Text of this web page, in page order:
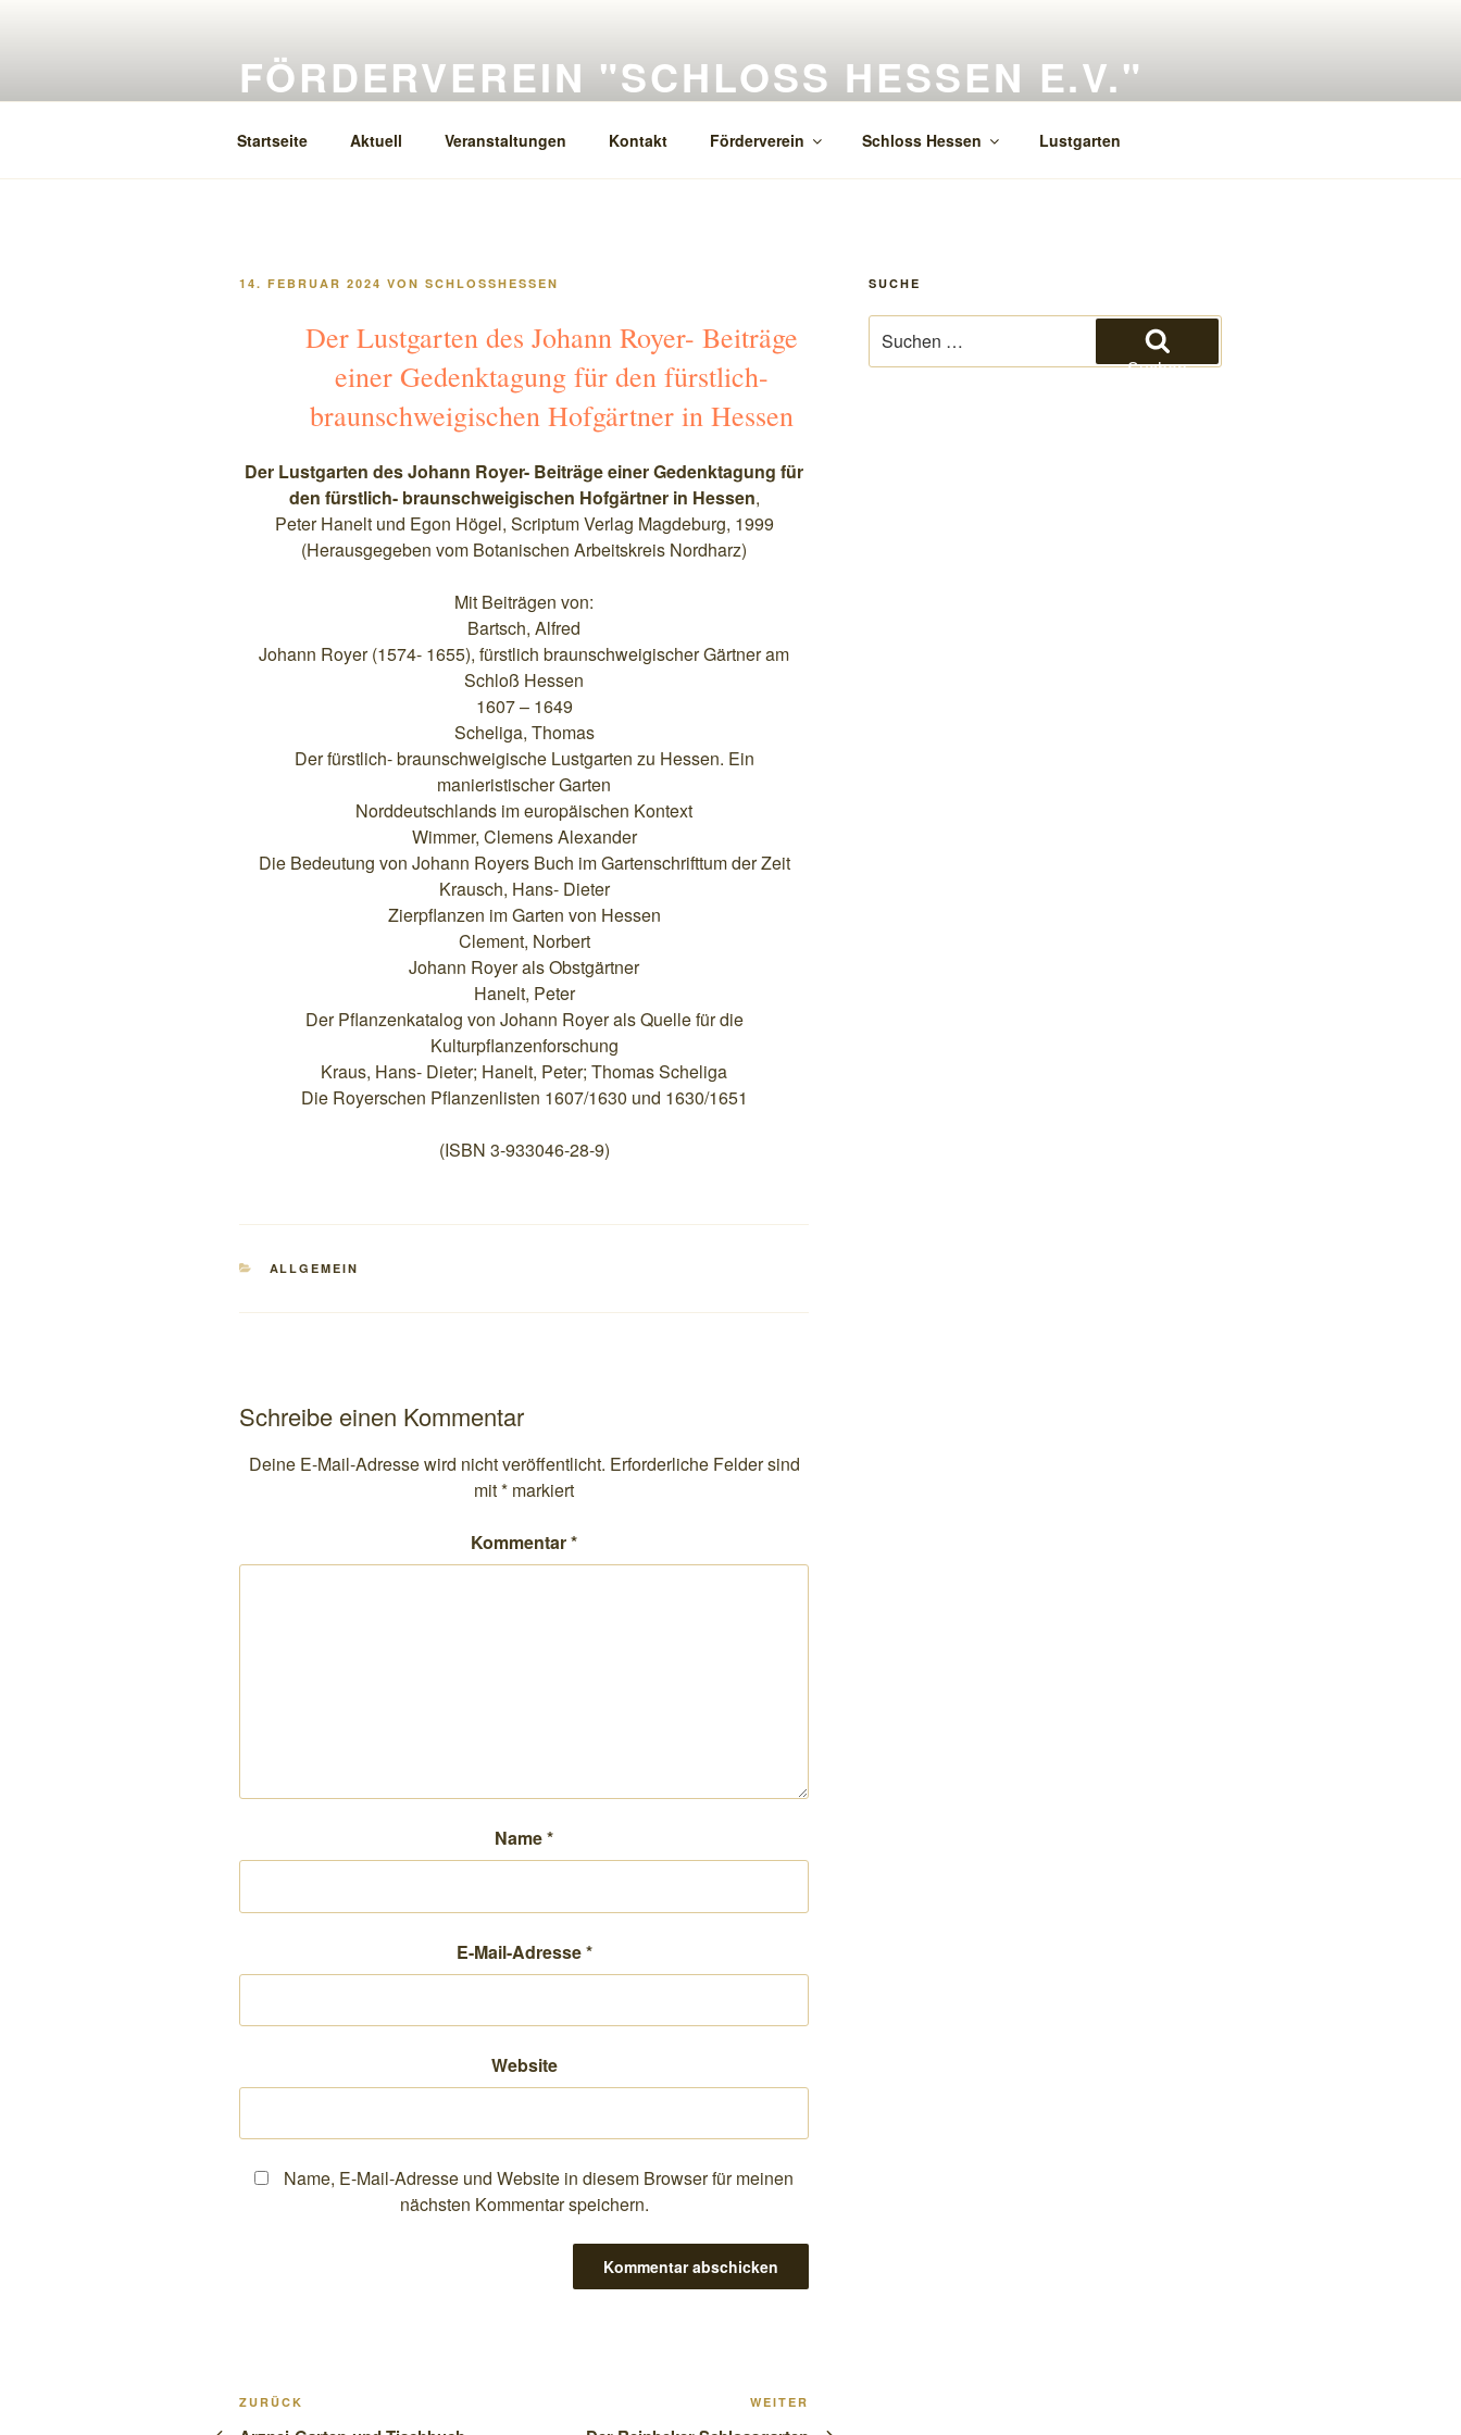
FÖRDERVEREIN "SCHLOSS HESSEN E.V."
Startseite Aktuell Veranstaltungen Kontakt Förderverein Schloss Hessen Lustgarten
VERÖFFENTLICHT
14. FEBRUAR 2024 VON SCHLOSSHESSEN
Der Lustgarten des Johann Royer- Beiträge
einer Gedenktagung für den fürstlich-
braunschweigischen Hofgärtner in Hessen
Der Lustgarten des Johann Royer- Beiträge einer Gedenktagung für
den fürstlich- braunschweigischen Hofgärtner in Hessen,
Peter Hanelt und Egon Högel, Scriptum Verlag Magdeburg, 1999
(Herausgegeben vom Botanischen Arbeitskreis Nordharz)
Mit Beiträgen von:
Bartsch, Alfred
Johann Royer (1574- 1655), fürstlich braunschweigischer Gärtner am
Schloß Hessen
1607 – 1649
Scheliga, Thomas
Der fürstlich- braunschweigische Lustgarten zu Hessen. Ein
manieristischer Garten
Norddeutschlands im europäischen Kontext
Wimmer, Clemens Alexander
Die Bedeutung von Johann Royers Buch im Gartenschrifttum der Zeit
Krausch, Hans- Dieter
Zierpflanzen im Garten von Hessen
Clement, Norbert
Johann Royer als Obstgärtner
Hanelt, Peter
Der Pflanzenkatalog von Johann Royer als Quelle für die
Kulturpflanzenforschung
Kraus, Hans- Dieter; Hanelt, Peter; Thomas Scheliga
Die Royerschen Pflanzenlisten 1607/1630 und 1630/1651
(ISBN 3-933046-28-9)
KATEGORIEN
ALLGEMEIN
Schreibe einen Kommentar
Deine E-Mail-Adresse wird nicht veröffentlicht. Erforderliche Felder sind
mit* markiert
Kommentar*
Name*
E-Mail-Adresse*
Website
Name, E-Mail-Adresse und Website in diesem Browser für meinen
nächsten Kommentar speichern.
Beitragsnavigation
Vorheriger
ZURÜCK WEITER
SUCHE
nach:
Suchen